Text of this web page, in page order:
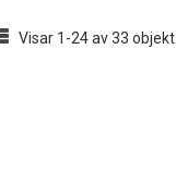
Visar 1-24 av 33 objekt